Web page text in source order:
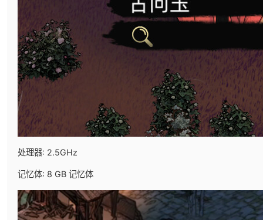
处理器: 2.5GHz
记忆体: 8 GB 记忆体